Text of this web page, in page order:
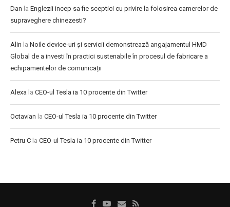
Dan la Englezii incep sa fie sceptici cu privire la folosirea camerelor de
supraveghere chinezesti?
Alin la Noile device-uri și servicii demonstrează angajamentul HMD
Global de a investi în practici sustenabile în procesul de fabricare a
echipamentelor de comunicații
Alexa la CEO-ul Tesla ia 10 procente din Twitter
Octavian la CEO-ul Tesla ia 10 procente din Twitter
Petru C la CEO-ul Tesla ia 10 procente din Twitter